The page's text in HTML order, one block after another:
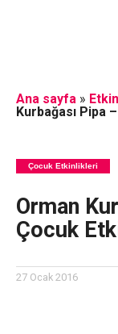
Ana sayfa»
Kurbağası Pipa
Çocuk Etkinlikleri
Orman
Çocuk
27 Ocak 2016